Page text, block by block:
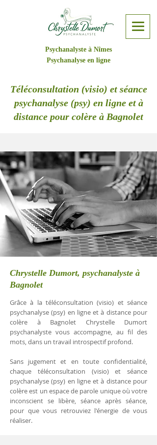
Psychanalyste à Nîmes
Psychanalyse en ligne
Téléconsultation (visio) et séance
psychanalyse (psy) en ligne et à
distance pour colère à Bagnolet
Chrystelle Dumort, psychanalyste à
Bagnolet
Grâce à la téléconsultation (visio) et séance
psychanalyse (psy) en ligne et à distance pour
colère à Bagnolet Chrystelle Dumort
psychanalyste vous accompagne, au fil des
mots, dans un travail introspectif profond.
Sans jugement et en toute confidentialité,
chaque téléconsultation (visio) et séance
psychanalyse (psy) en ligne et à distance pour
colère est un espace de parole unique où votre
inconscient se libère, séance après séance,
pour que vous retrouviez l'énergie de vous
réaliser.